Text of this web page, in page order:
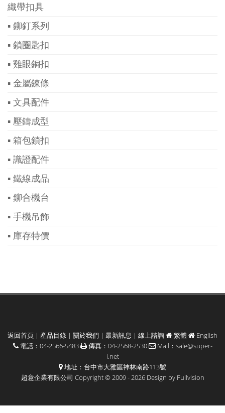
織帶扣具
▪ 鉚釘系列
▪ 鎖圈匙扣
▪ 雞眼銅扣
▪ 金屬鍊條
▪ 文具配件
▪ 壓鑄成型
▪ 箱包鎖扣
▪ 識證配件
▪ 鐵線成品
▪ 鉚合機台
▪ 手機吊飾
▪ 庫存特價
返回首頁 | 產品目錄 | 關於我們 | 最新訊息 | 線上諮詢 繁體
English
電話：04-2566-5483
傳真：04-2568-2530 Mail： sale@super-
i.net
地址：台中市大雅區神林南路113號
超意企業有限公司 Copyright © 2009 - 2026 Design by Fullvision